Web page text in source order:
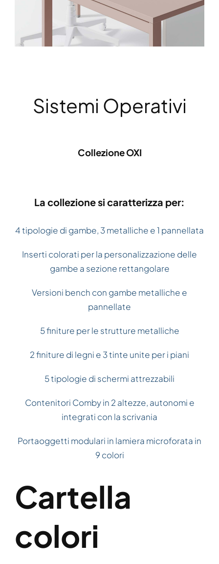
Sistemi Operativi
Collezione OXI
La collezione si caratterizza per:
4 tipologie di gambe, 3 metalliche e 1 pannellata
Inserti colorati per la personalizzazione delle
gambe a sezione rettangolare
Versioni bench con gambe metalliche e
pannellate
5 finiture per le strutture metalliche
2 finiture di legni e 3 tinte unite per i piani
5 tipologie di schermi attrezzabili
Contenitori Comby in 2 altezze, autonomi e
integrati con la scrivania
Portaoggetti modulari in lamiera microforata in
9 colori
Cartella
colori